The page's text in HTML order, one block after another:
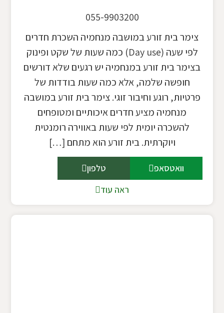
055-9903200
צימר בית זורע במושבה מנחמיה השכרת חדרים
לפי שעה (Day use) כמה שעות של שקט ופינוק
בצימר בית זורע במנחמיה יש רגעים שלא דורשים
חופשה שלמה, אלא כמה שעות בודדות של
פרטיות, רוגע וחיבור זוגי. צימר בית זורע במושבה
מנחמיה מציע חדרים איכותיים ומטופחים
להשכרה יומית לפי שעות באווירה רומנטית
ויוקרתית. בית זורע הוא מתחם […]
וואטסאפ
טלפון
ראה עוד